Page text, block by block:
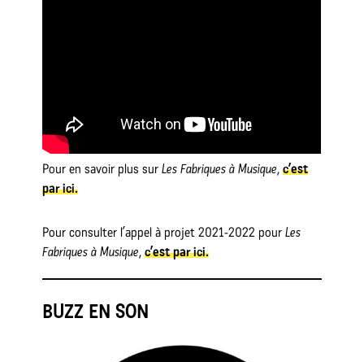
Pour en savoir plus surLes Fabriques à Musique,c’est
par ici.
Pour consulter l’appel à projet 2021-2022 pourLes
Fabriques à Musique,c’est par ici.
BUZZ EN SON